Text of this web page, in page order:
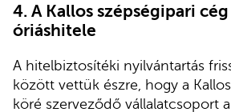
4. A Kallos szépségipari
óriáshitele
A hitelbiztosítéki nyilvántartás
között vettük észre, hogy a
köré szerveződő vállalatcsoport